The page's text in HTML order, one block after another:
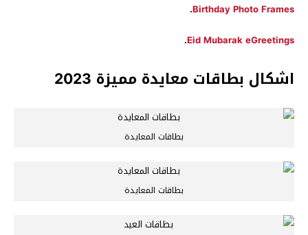
Birthday Photo Frames
.
Eid Mubarak eGreetings
.
اشكال بطاقات معايدة مميزة 2023
بطاقات المعايدة
بطاقات المعايدة